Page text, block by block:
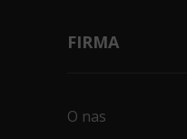
FIRMA
O nas